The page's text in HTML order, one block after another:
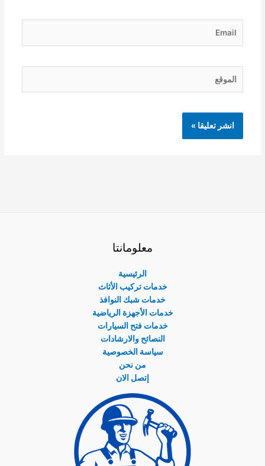
معلومانتا
الرئيسية
خدمات تركيب الأثاث
خدمات شبك النوافذ
خدمات الأجهزة الرياضية
خدمات فتح السيارات
النصائح والارشادات
سياسة الخصوصية
من نحن
إتصل الان